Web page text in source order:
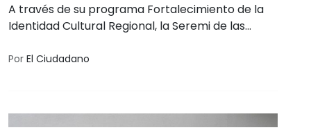
A través de su programa Fortalecimiento de la
Identidad Cultural Regional, la Seremi de las
Futrono, desarrolla una Agenda Cultural
Por El Ciudadano